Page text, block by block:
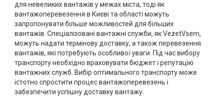
для невеликих вантажів у межах міста, тоді як
вантажоперевезення в Києві та області можуть
запропонувати більше можливостей для більших
вантажів. Спеціалізовані вантажні служби, як VezetVsem,
можуть надати термінову доставку, а також перевезення
вантажів, які потребують особливої уваги. Під час вибору
транспорту необхідно враховувати бюджет і репутацію
вантажних служб. Вибір оптимального транспорту може
істотно спростити процес вантажоперевезень і
забезпечити успішну доставку вантажу.